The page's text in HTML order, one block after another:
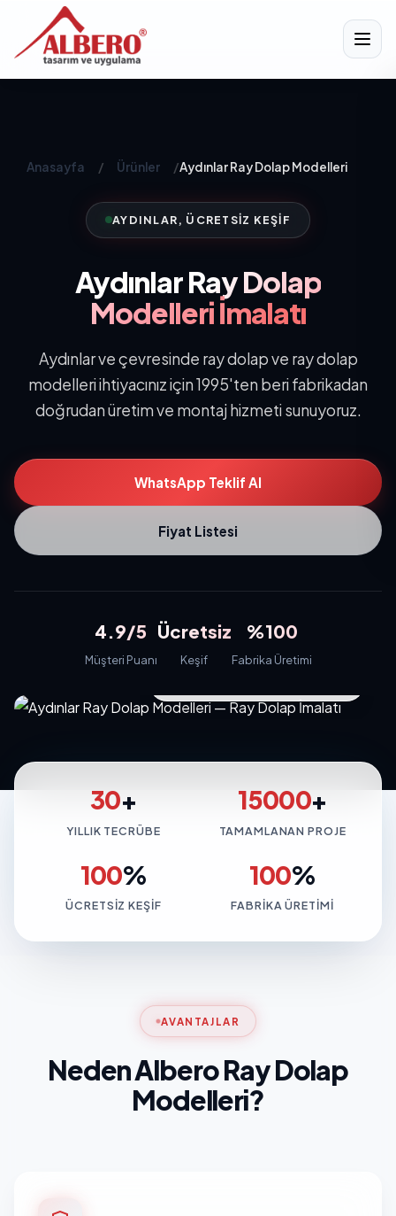
Anasayfa / Ürünler /Aydınlar Ray Dolap Modelleri
AYDINLAR, ÜCRETSIZ KEŞIF
AydınlarRay Dolap
Modelleri İmalatı
Aydınlar ve çevresinde ray dolap ve ray dolap
modelleri ihtiyacınız için 1995'ten beri fabrikadan
doğrudan üretim ve montaj hizmeti sunuyoruz.
WhatsApp Teklif Al
Fiyat Listesi
4.9/5
Müşteri Puanı
Ücretsiz
Keşif
%100
Fabrika Üretimi
30+
YILLIK TECRÜBE
15000+
TAMAMLANAN PROJE
100%
ÜCRETSIZ KEŞIF
100%
FABRIKA ÜRETIMI
AVANTAJLAR
Neden Albero Ray Dolap
Modelleri?